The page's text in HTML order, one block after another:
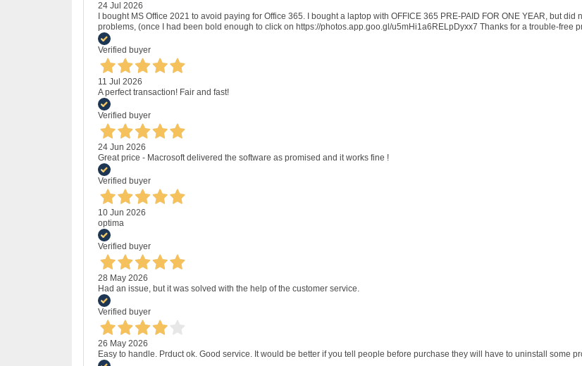
24 Jul 2026
I bought MS Office 2021 to avoid paying for Office 365. I bought a laptop with OFFICE 365 PRE-PAID FOR ONE YEAR, but
problems, (once I had been bold enough to click on https://photos.app.goo.gl/u5mHi1a6RELpDyxx7 Thanks for a trouble-free
Verified buyer
11 Jul 2026
A perfect transaction! Fair and fast!
Verified buyer
24 Jun 2026
Great price - Macrosoft delivered the software as promised and it works fine !
Verified buyer
10 Jun 2026
optima
Verified buyer
28 May 2026
Had an issue, but it was solved with the help of the customer service.
Verified buyer
26 May 2026
Easy to handle. Prduct ok. Good service. It would be better if you tell people before purchase they will have to uninstall some